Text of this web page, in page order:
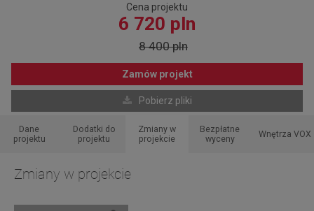
Cena projektu
6 720 pln
8 400 pln
Zamów projekt
Pobierz pliki
Dane
projektu
Dodatki do
projektu
Zmiany w
projekcie
Bezpłatne
wyceny
Wnętrza VOX
Zmiany w projekcie